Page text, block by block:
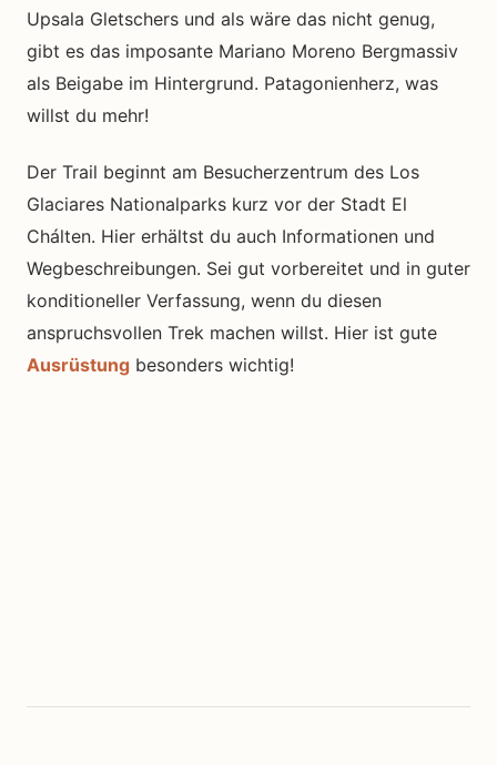
Upsala Gletschers und als wäre das nicht genug,
gibt es das imposante Mariano Moreno Bergmassiv
als Beigabe im Hintergrund. Patagonienherz, was
willst du mehr!
Der Trail beginnt am Besucherzentrum des Los
Glaciares Nationalparks kurz vor der Stadt El
Chálten. Hier erhältst du auch Informationen und
Wegbeschreibungen. Sei gut vorbereitet und in guter
konditioneller Verfassung, wenn du diesen
anspruchsvollen Trek machen willst. Hier ist gute
Ausrüstung besonders wichtig!